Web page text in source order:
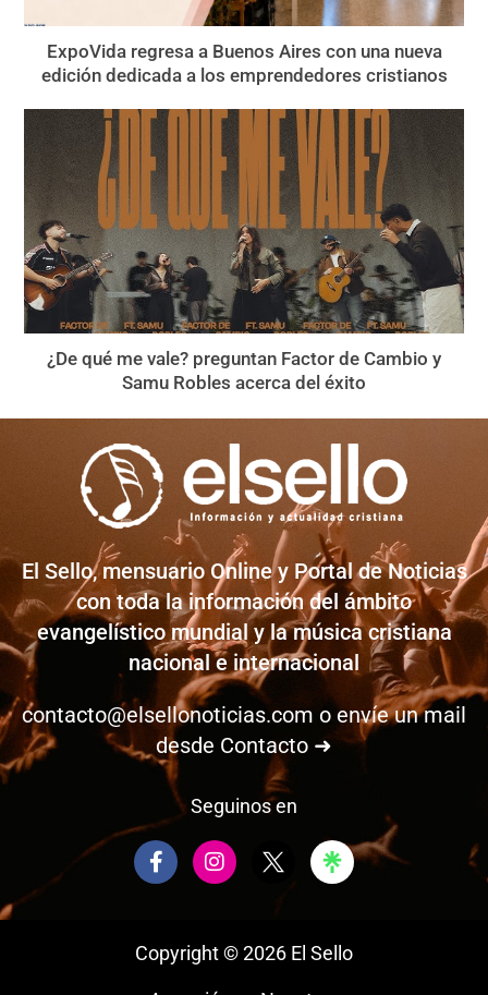
ExpoVida regresa a Buenos Aires con una nueva
edición dedicada a los emprendedores cristianos
¿De qué me vale? preguntan Factor de Cambio y
Samu Robles acerca del éxito
El Sello, mensuario Online y Portal de Noticias
con toda la información del ámbito
evangelístico mundial y la música cristiana
nacional e internacional
contacto@elsellonoticias.com o envíe un mail
desde Contacto ➜
Seguinos en
F
a
o
I
n
g
Copyright © 2026 El Sello